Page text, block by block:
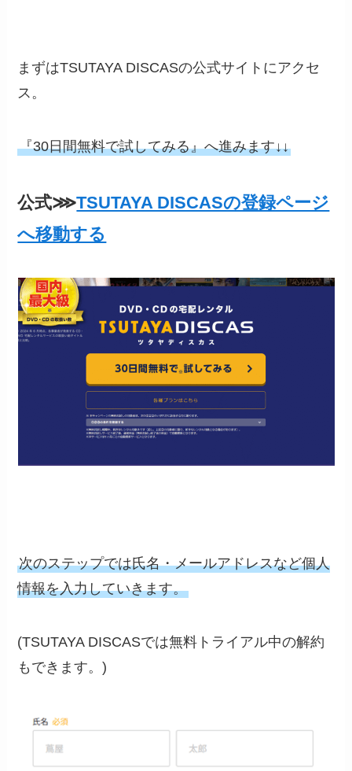
まずはTSUTAYA DISCASの公式サイトにアクセ
ス。
『30日間無料で試してみる』へ進みます↓↓
公式⋙TSUTAYA DISCASの登録ページ
へ移動する
次のステップでは氏名・メールアドレスなど個人
情報を入力していきます。
(TSUTAYA DISCASでは無料トライアル中の解約
もできます。)